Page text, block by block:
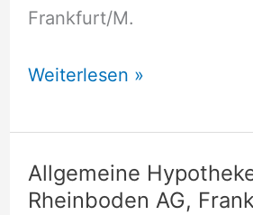
Frankfurt/M.
DekaBank
Girozentrale,
Frankfurt/M.
Weiterlesen »
Allgemeine
Rheinboden AG,